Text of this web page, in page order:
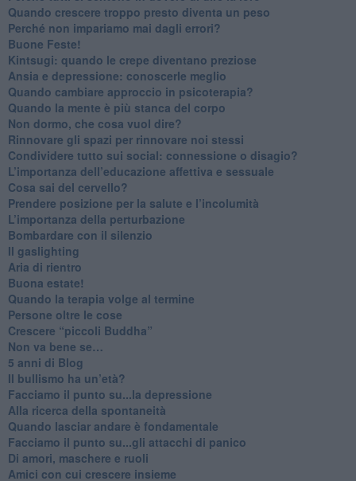
​Quando crescere troppo presto diventa un peso
​Perché non impariamo mai dagli errori?
​Buone Feste!
​Kintsugi: quando le crepe diventano preziose
Ansia e depressione: conoscerle meglio
Quando cambiare approccio in psicoterapia?
​Quando la mente è più stanca del corpo
Non dormo, che cosa vuol dire?
​Rinnovare gli spazi per rinnovare noi stessi
​Condividere tutto sui social: connessione o disagio?
​L’importanza dell’educazione affettiva e sessuale
​Cosa sai del cervello?
Prendere posizione per la salute e l’incolumità
L’importanza della perturbazione
​Bombardare con il silenzio
Il gaslighting
Aria di rientro
Buona estate!
​Quando la terapia volge al termine
​Persone oltre le cose
​Crescere “piccoli Buddha”
Non va bene se…
​5 anni di Blog
​Il bullismo ha un’età?
Facciamo il punto su...la depressione
​Alla ricerca della spontaneità
​Quando lasciar andare è fondamentale
Facciamo il punto su...gli attacchi di panico
Di amori, maschere e ruoli
​Amici con cui crescere insieme